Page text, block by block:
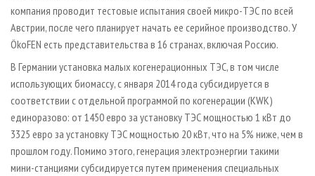
компания проводит тестовые испытания своей микро­-ТЭС по всей
Австрии, после чего планирует начать ее серийное производство. У
ÖkoFEN есть представительства в 16 странах, включая Россию.
В Германии установка малых когенерационных ТЭС, в том числе
использующих биомассу, с января 2014 года субсидируется в
соответствии с отдельной программой по когенерации (KWK)
единоразово: от 1450 евро за установку ТЭС мощностью 1 кВт до
3325 евро за установку ТЭС мощностью 20 кВт, что на 5% ниже, чем в
прошлом году. Помимо этого, генерация электроэнергии такими
мини-станциями субсидируется путем применения специальных